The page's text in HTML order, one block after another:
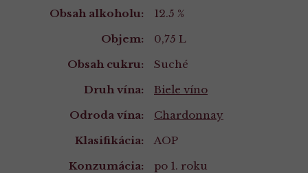
Vlastnosti
Obsah alkoholu:
12.5 %
Objem:
0,75 L
Obsah cukru:
Suché
Druh vína:
Biele víno
Odroda vína:
Chardonnay
Klasifikácia:
AOP
Konzumácia:
po 1. roku